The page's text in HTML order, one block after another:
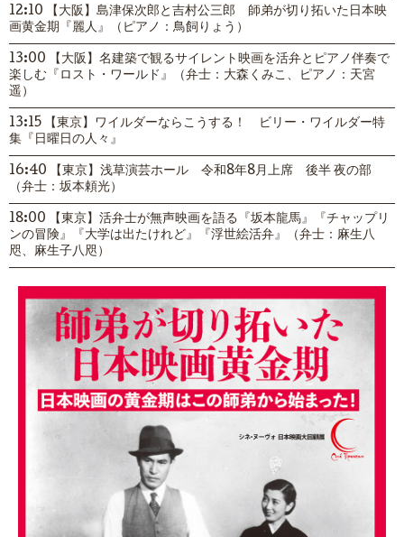
12:10 【大阪】島津保次郎と吉村公三郎 師弟が切り拓いた日本映
画黄金期『麗人』（ピアノ：鳥飼りょう）
13:00 【大阪】名建築で観るサイレント映画を活弁とピアノ伴奏で
楽しむ『ロスト・ワールド』（弁士：大森くみこ、ピアノ：天宮
遥）
13:15 【東京】ワイルダーならこうする！ ビリー・ワイルダー特
集『日曜日の人々』
16:40 【東京】浅草演芸ホール 令和8年8月上席 後半 夜の部
（弁士：坂本頼光）
18:00 【東京】活弁士が無声映画を語る『坂本龍馬』『チャップリ
ンの冒険』『大学は出たけれど』『浮世絵活弁』（弁士：麻生八
咫、麻生子八咫）